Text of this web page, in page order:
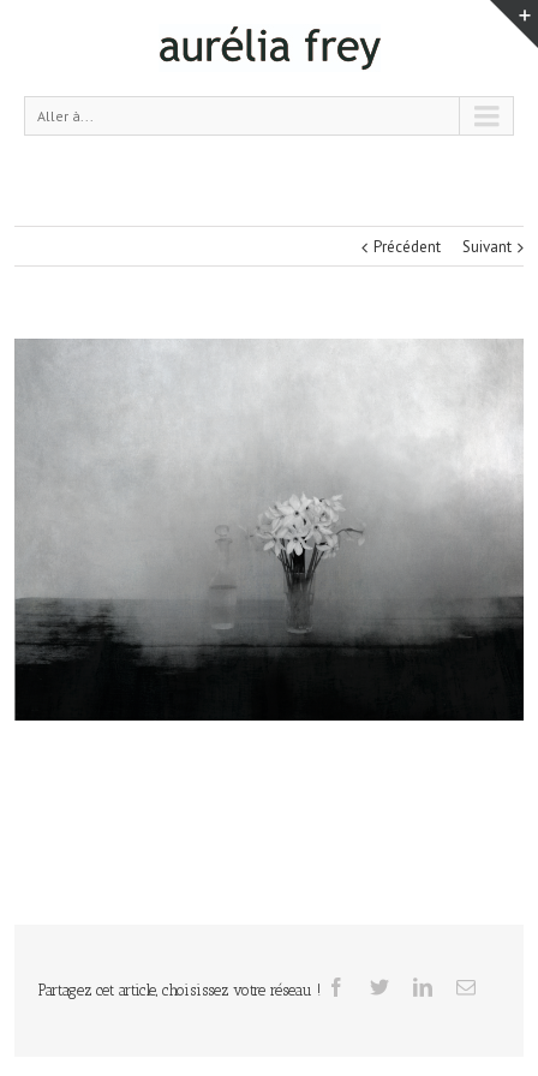
Aller à...
Précédent Suivant
Partagez cet article, choisissez votre réseau !